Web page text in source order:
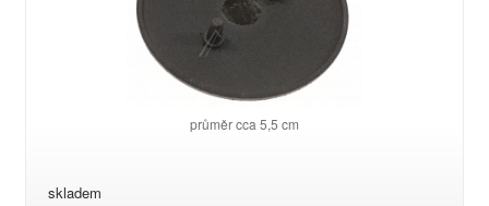
průměr cca 5,5 cm
skladem